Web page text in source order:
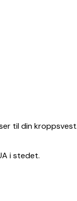
til din
i stedet.